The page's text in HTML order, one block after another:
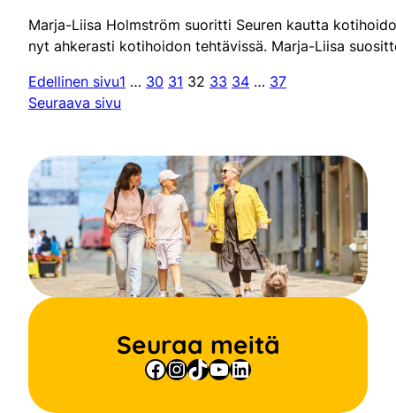
Marja-Liisa Holmström suoritti Seuren kautta
nyt ahkerasti kotihoidon tehtävissä. Marja-Liisa
Edellinen sivu1 … 30 31 32 33 34 … 37
Seuraava sivu
Seuraa meitä
Facebook
Instagram
TikTok
YouTube
LinkedIn